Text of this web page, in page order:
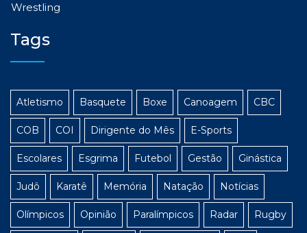
Wrestling
Tags
Atletismo Basquete Boxe Canoagem CBC
COB COI Dirigente do Mês E-Sports
Escolares Esgrima Futebol Gestão Ginástica
Judô Karatê Memória Natação Notícias
Olímpicos Opinião Paralímpicos Radar Rugby